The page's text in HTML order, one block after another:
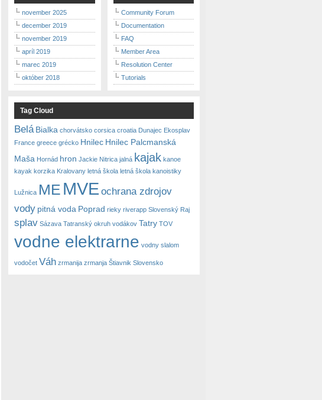
november 2025
december 2019
november 2019
apríl 2019
marec 2019
október 2018
Community Forum
Documentation
FAQ
Member Area
Resolution Center
Tutorials
Tag Cloud
Belá Bialka chorvátsko corsica croatia Dunajec Ekosplav
France greece grécko Hnilec Hnilec Palcmanská
Maša Hornád hron Jackie Nitrica jalná kajak kanoe
kayak korzika Kralovany letná škola letná škola kanoistiky
Lužnica ME MVE ochrana zdrojov
vody pitná voda Poprad rieky riverapp Slovenský Raj
splav Sázava Tatranský okruh vodákov Tatry TOV
vodne elektrarne vodny slalom
vodočet Váh zrmanija zrmanja Štiavnik Slovensko